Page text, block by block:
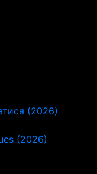
(2026)
(2026)